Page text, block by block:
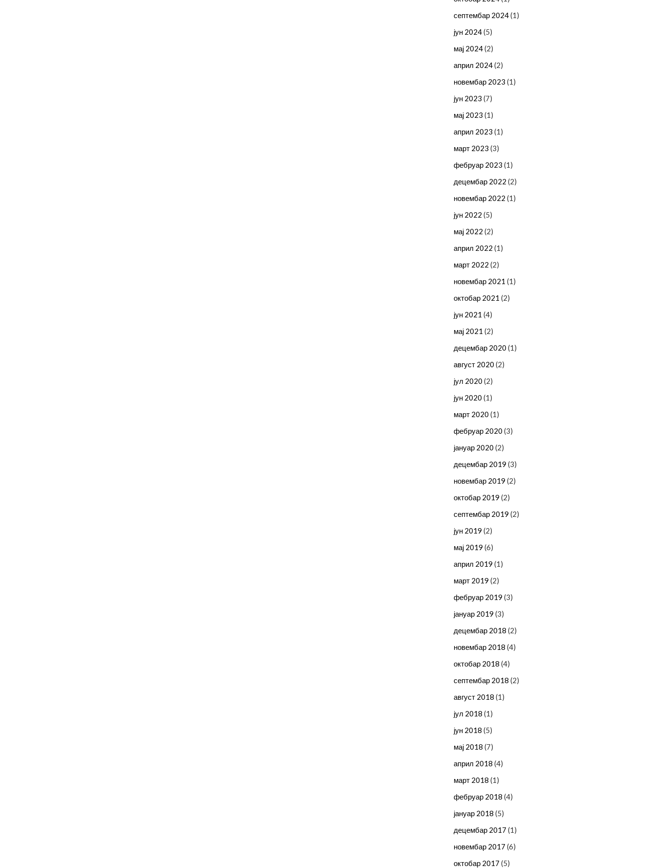
септембар 2024(1)
јун 2024(5)
мај 2024(2)
април 2024(2)
новембар 2023 (1)
јун 2023 (7)
мај 2023 (1)
април 2023 (1)
март 2023 (3)
фебруар 2023 (1)
децембар 2022 (2)
новембар 2022 (1)
јун 2022 (5)
мај 2022 (2)
април 2022 (1)
март 2022 (2)
новембар 2021 (1)
октобар 2021 (2)
јун 2021 (4)
мај 2021 (2)
децембар 2020 (1)
август 2020 (2)
јул 2020 (2)
јун 2020 (1)
март 2020 (1)
фебруар 2020 (3)
јануар 2020 (2)
децембар 2019 (3)
новембар 2019 (2)
октобар 2019 (2)
септембар 2019 (2)
јун 2019 (2)
мај 2019 (6)
април 2019 (1)
март 2019 (2)
фебруар 2019 (3)
јануар 2019 (3)
децембар 2018 (2)
новембар 2018 (4)
октобар 2018 (4)
септембар 2018 (2)
август 2018 (1)
јул 2018 (1)
јун 2018 (5)
мај 2018 (7)
април 2018 (4)
март 2018 (1)
фебруар 2018 (4)
јануар 2018 (5)
децембар 2017 (1)
новембар 2017 (6)
октобар 2017 (5)